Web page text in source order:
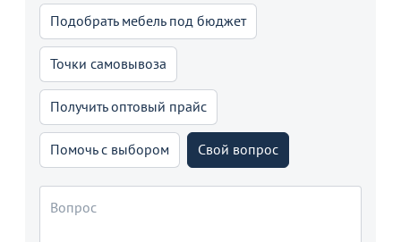
Подобрать мебель под бюджет
Точки самовывоза
Получить оптовый прайс
Помочь с выбором Свой вопрос